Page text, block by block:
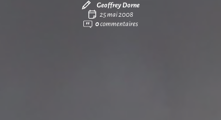
Geoffrey Dorne
25 mai 2008
0commentaires